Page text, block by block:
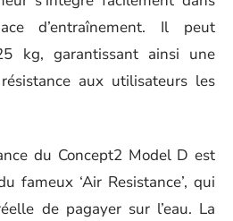
d’entraînement. Il peut
kg, garantissant ainsi une
aux utilisateurs les
du Concept2 Model D est
fameux ‘Air Resistance’, qui
de pagayer sur l’eau. La